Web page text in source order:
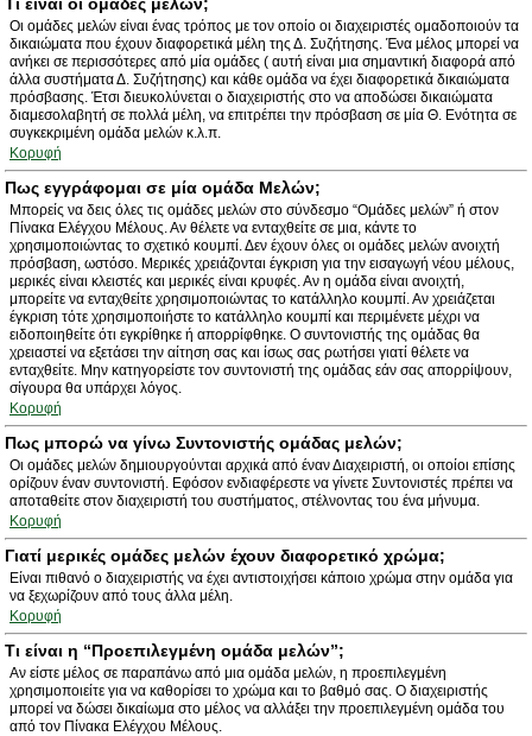
Οι ομάδες μελών είναι ένας τρόπος με τον οποίο οι διαχειριστές ομαδοποιούν τα
δικαιώματα που έχουν διαφορετικά μέλη της Δ. Συζήτησης. Ένα μέλος μπορεί να
ανήκει σε περισσότερες από μία ομάδες ( αυτή είναι μια σημαντική διαφορά από
άλλα συστήματα Δ. Συζήτησης) και κάθε ομάδα να έχει διαφορετικά δικαιώματα
πρόσβασης. Έτσι διευκολύνεται ο διαχειριστής στο να αποδώσει δικαιώματα
διαμεσολαβητή σε πολλά μέλη, να επιτρέπει την πρόσβαση σε μία Θ. Ενότητα σε
συγκεκριμένη ομάδα μελών κ.λ.π.
Κορυφή
Πως εγγράφομαι σε μία ομάδα Μελών;
Μπορείς να δεις όλες τις ομάδες μελών στο σύνδεσμο “Ομάδες μελών” ή στον
Πίνακα Ελέγχου Μέλους. Αν θέλετε να ενταχθείτε σε μια, κάντε το
χρησιμοποιώντας το σχετικό κουμπί. Δεν έχουν όλες οι ομάδες μελών ανοιχτή
πρόσβαση, ωστόσο. Μερικές χρειάζονται έγκριση για την εισαγωγή νέου μέλους,
μερικές είναι κλειστές και μερικές είναι κρυφές. Αν η ομάδα είναι ανοιχτή,
μπορείτε να ενταχθείτε χρησιμοποιώντας το κατάλληλο κουμπί. Αν χρειάζεται
έγκριση τότε χρησιμοποιήστε το κατάλληλο κουμπί και περιμένετε μέχρι να
ειδοποιηθείτε ότι εγκρίθηκε ή απορρίφθηκε. Ο συντονιστής της ομάδας θα
χρειαστεί να εξετάσει την αίτηση σας και ίσως σας ρωτήσει γιατί θέλετε να
ενταχθείτε. Μην κατηγορείστε τον συντονιστή της ομάδας εάν σας απορρίψουν,
σίγουρα θα υπάρχει λόγος.
Κορυφή
Πως μπορώ να γίνω Συντονιστής ομάδας μελών;
Οι ομάδες μελών δημιουργούνται αρχικά από έναν Διαχειριστή, οι οποίοι επίσης
ορίζουν έναν συντονιστή. Εφόσον ενδιαφέρεστε να γίνετε Συντονιστές πρέπει να
αποταθείτε στον διαχειριστή του συστήματος, στέλνοντας του ένα μήνυμα.
Κορυφή
Γιατί μερικές ομάδες μελών έχουν διαφορετικό χρώμα;
Είναι πιθανό ο διαχειριστής να έχει αντιστοιχήσει κάποιο χρώμα στην ομάδα για
να ξεχωρίζουν από τους άλλα μέλη.
Κορυφή
Τι είναι η “Προεπιλεγμένη ομάδα μελών”;
Αν είστε μέλος σε παραπάνω από μια ομάδα μελών, η προεπιλεγμένη
χρησιμοποιείτε για να καθορίσει το χρώμα και το βαθμό σας. Ο διαχειριστής
μπορεί να δώσει δικαίωμα στο μέλος να αλλάξει την προεπιλεγμένη ομάδα του
από τον Πίνακα Ελέγχου Μέλους.